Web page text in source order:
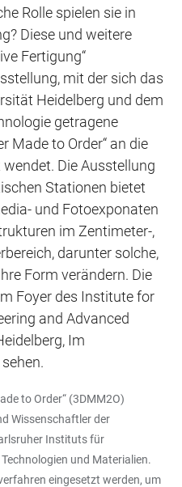
Rolle spielen sie in
Diese und weitere
Fertigung“
mit der sich das
Heidelberg und dem
getragene
Made to Order“ an die
Die Ausstellung
Stationen bietet
und Fotoexponaten
im Zentimeter-,
darunter solche,
Form verändern. Die
Foyer des Institute for
and Advanced
Im
to Order“ (3DMM2O)
Wissenschaftler der
Instituts für
und Materialien.
eingesetzt werden, um